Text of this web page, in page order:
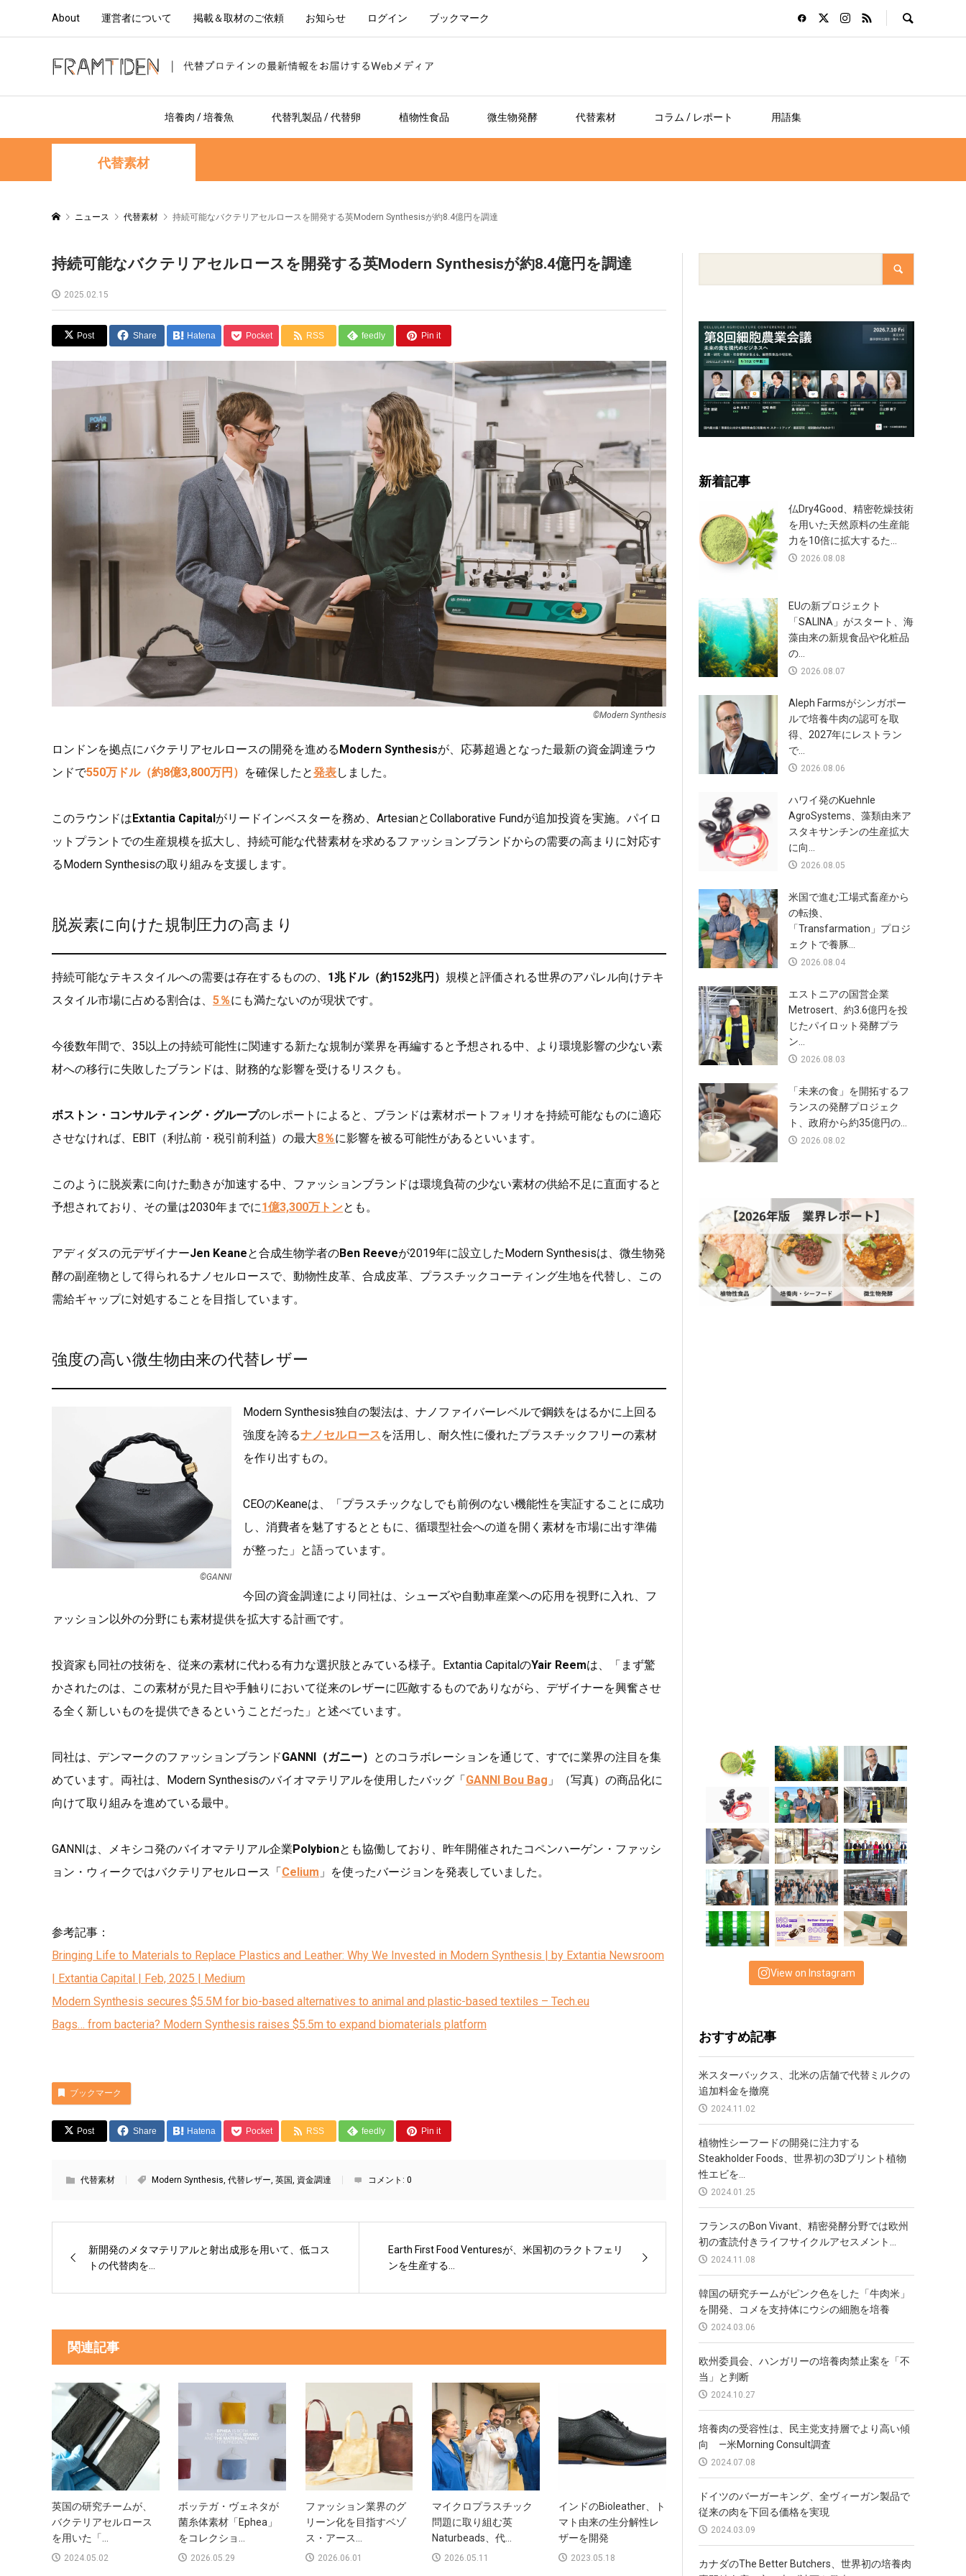
About 運営者について 掲載＆取材のご依頼 お知らせ ログイン ブックマーク
培養肉 / 培養魚 代替乳製品 / 代替卵 植物性食品 微生物発酵 代替素材 コラム / レポート 用語集
代替素材
ニュース 代替素材 持続可能なバクテリアセルロースを開発する英Modern Synthesisが約8.4億円を調達
持続可能なバクテリアセルロースを開発する英Modern Synthesisが約8.4億円を調達
2025.02.15
Post Share Hatena Pocket RSS feedly Pin it
©︎Modern Synthesis
ロンドンを拠点にバクテリアセルロースの開発を進めるModern Synthesisが、応募超過となった最新の資金調達ラウ
ンドで550万ドル（約8億3,800万円） を確保したと発表しました。
このラウンドはExtantia Capitalがリードインベスターを務め、ArtesianとCollaborative Fundが追加投資を実施。パイロ
ットプラントでの生産規模を拡大し、持続可能な代替素材を求めるファッションブランドからの需要の高まりに対応す
るModern Synthesisの取り組みを支援します。
脱炭素に向けた規制圧力の高まり
持続可能なテキスタイルへの需要は存在するものの、 1兆ドル（約152兆円） 規模と評価される世界のアパレル向けテキ
スタイル市場に占める割合は、 5％にも満たないのが現状です。
今後数年間で、35以上の持続可能性に関連する新たな規制が業界を再編すると予想される中、より環境影響の少ない素
材への移行に失敗したブランドは、財務的な影響を受けるリスクも。
ボストン・コンサルティング・グループのレポートによると、ブランドは素材ポートフォリオを持続可能なものに適応
させなければ、EBIT（利払前・税引前利益）の最大8％に影響を被る可能性があるといいます。
このように脱炭素に向けた動きが加速する中、ファッションブランドは環境負荷の少ない素材の供給不足に直面すると
予想されており、その量は2030年までに1億3,300万トンとも。
アディダスの元デザイナーJen Keaneと合成生物学者のBen Reeveが2019年に設立したModern Synthesisは、微生物発
酵の副産物として得られるナノセルロースで、動物性皮革、合成皮革、プラスチックコーティング生地を代替し、この
需給ギャップに対処することを目指しています。
強度の高い微生物由来の代替レザー
©︎GANNI
Modern Synthesis独自の製法は、ナノファイバーレベルで鋼鉄をはるかに上回る
強度を誇るナノセルロースを活用し、耐久性に優れたプラスチックフリーの素材
を作り出すもの。
CEOのKeaneは、「プラスチックなしでも前例のない機能性を実証することに成功
し、消費者を魅了するとともに、循環型社会への道を開く素材を市場に出す準備
が整った」と語っています。
今回の資金調達により同社は、シューズや自動車産業への応用を視野に入れ、フ
ァッション以外の分野にも素材提供を拡大する計画です。
投資家も同社の技術を、従来の素材に代わる有力な選択肢とみている様子。Extantia CapitalのYair Reemは、「まず驚
かされたのは、この素材が見た目や手触りにおいて従来のレザーに匹敵するものでありながら、デザイナーを興奮させ
る全く新しいものを提供できるということだった」と述べています。
同社は、デンマークのファッションブランドGANNI（ガニー） とのコラボレーションを通じて、すでに業界の注目を集
めています。両社は、Modern Synthesisのバイオマテリアルを使用したバッグ「 GANNI Bou Bag 」（写真）の商品化に
向けて取り組みを進めている最中。
GANNIは、メキシコ発のバイオマテリアル企業 Polybionとも協働しており、昨年開催されたコペンハーゲン・ファッシ
ョン・ウィークではバクテリアセルロース「 Celium 」を使ったバージョンを発表していました。
参考記事：
Bringing Life to Materials to Replace Plastics and Leather: Why We Invested in Modern Synthesis | by Extantia Newsroom
| Extantia Capital | Feb, 2025 | Medium
Modern Synthesis secures $5.5M for bio-based alternatives to animal and plastic-based textiles – Tech.eu
Bags… from bacteria? Modern Synthesis raises $5.5m to expand biomaterials platform
ブックマーク
Post Share Hatena Pocket RSS feedly Pin it
代替素材 Modern Synthesis, 代替レザー, 英国, 資金調達 コメント: 0
新開発のメタマテリアルと射出成形を用いて、低コス
トの代替肉を...
Earth First Food Venturesが、米国初のラクトフェリ
ンを生産する...
関連記事
英国の研究チームが、
バクテリアセルロース
を用いた「...
2024.05.02
ボッテガ・ヴェネタが
菌糸体素材「Ephea」
をコレクショ...
2026.05.29
ファッション業界のグ
リーン化を目指すベゾ
ス・アース...
2026.06.01
マイクロプラスチック
問題に取り組む英
Naturbeads、代...
2026.05.11
インドのBioleather、ト
マト由来の生分解性レ
ザーを開発
2023.05.18
新着記事
仏Dry4Good、精密乾燥技術
を用いた天然原料の生産能
力を10倍に拡大するた...
2026.08.08
EUの新プロジェクト
「SALINA」がスタート、海
藻由来の新規食品や化粧品
の...
2026.08.07
Aleph Farmsがシンガポー
ルで培養牛肉の認可を取
得、2027年にレストラン
で...
2026.08.06
ハワイ発のKuehnle
AgroSystems、藻類由来ア
スタキサンチンの生産拡大
に向...
2026.08.05
米国で進む工場式畜産から
の転換、
「Transfarmation」プロジ
ェクトで養豚...
2026.08.04
エストニアの国営企業
Metrosert、約3.6億円を投
じたパイロット発酵プラ
ン...
2026.08.03
「未来の食」を開拓するフ
ランスの発酵プロジェク
ト、政府から約35億円の...
2026.08.02
View on Instagram
おすすめ記事
米スターバックス、北米の店舗で代替ミルクの
追加料金を撤廃
2024.11.02
植物性シーフードの開発に注力する
Steakholder Foods、世界初の3Dプリント植物
性エビを...
2024.01.25
フランスのBon Vivant、精密発酵分野では欧州
初の査読付きライフサイクルアセスメント...
2024.11.08
韓国の研究チームがピンク色をした「牛肉米」
を開発、コメを支持体にウシの細胞を培養
2024.03.06
欧州委員会、ハンガリーの培養肉禁止案を「不
当」と判断
2024.10.27
培養肉の受容性は、民主党支持層でより高い傾
向 —米Morning Consult調査
2024.07.08
ドイツのバーガーキング、全ヴィーガン製品で
従来の肉を下回る価格を実現
2024.03.09
カナダのThe Better Butchers、世界初の培養肉